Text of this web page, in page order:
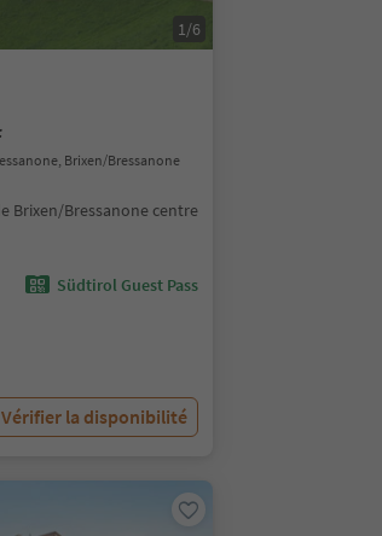
1/6
Brixen/Bressanone
Brixen/Bressanone centre
Südtirol Guest Pass
Vérifier la disponibilité